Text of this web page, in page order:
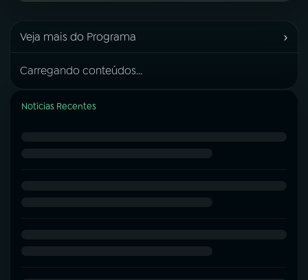
Veja mais do Programa ›
Carregando conteúdos...
Notícias Recentes